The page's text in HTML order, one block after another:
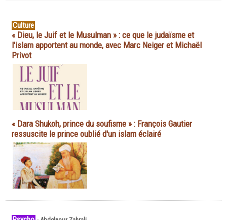
Culture
« Dieu, le Juif et le Musulman » : ce que le judaïsme et
l'islam apportent au monde, avec Marc Neiger et Michaël
Privot
« Dara Shukoh, prince du soufisme » : François Gautier
ressuscite le prince oublié d'un islam éclairé